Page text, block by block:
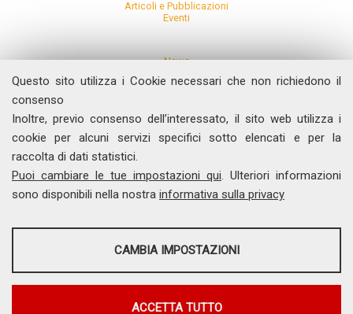
Questo sito utilizza i Cookie necessari che non richiedono il
consenso
Inoltre, previo consenso dell’interessato, il sito web utilizza i
cookie per alcuni servizi specifici sotto elencati e per la
raccolta di dati statistici.
Puoi cambiare le tue impostazioni qui. Ulteriori informazioni
sono disponibili nella nostra informativa sulla privacy
STATISTICHE
Mostra maggiori informazioni
CAMBIA IMPOSTAZIONI
ACCETTA TUTTO
Articoli e Pubblicazioni
Eventi
News
Dicono di noi
Dipartimento di Management e Diritto
Università degli Studi di Roma "Tor Vergata"
comunicamedia@economia.uniroma2.it
Tel. 06 7259.5522
Prof. Aggr. Simonetta Pattuglia
Program Manager
Master Universitario in Economia e Management della Comunicazione e dei